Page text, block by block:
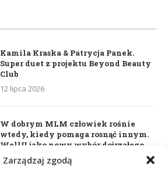
Zarządzaj zgodą
Kamila Kraska & Patrycja Panek.
Super duet z projektu Beyond Beauty
Club
12 lipca 2026
W dobrym MLM człowiek rośnie
wtedy, kiedy pomaga rosnąć innym.
WellU jako nowy wybór dojrzałego
lidera